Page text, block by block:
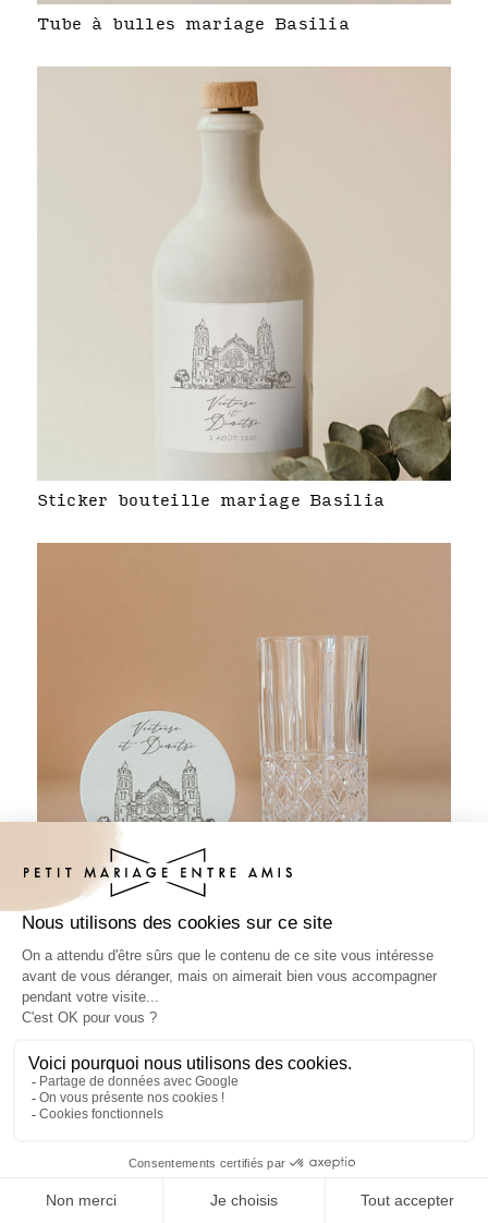
Tube à bulles mariage Basilia
Sticker bouteille mariage Basilia
Sous-bock mariage Basilia